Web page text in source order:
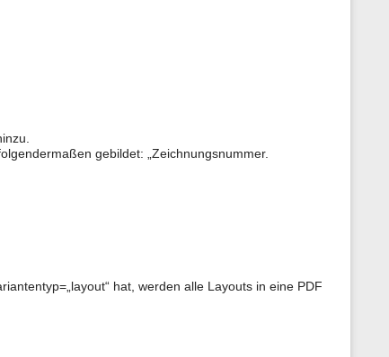
gebildet: „Zeichnungsnummer.
hat, werden alle Layouts in eine PDF